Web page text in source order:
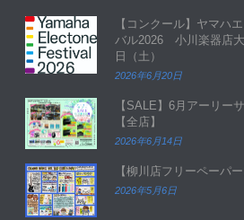
【コンクール】ヤマハ
バル2026 小川楽器店
日（土）
2026年6月20日
【SALE】6月アーリー
【全店】
2026年6月14日
【柳川店フリーペーパ
2026年5月6日